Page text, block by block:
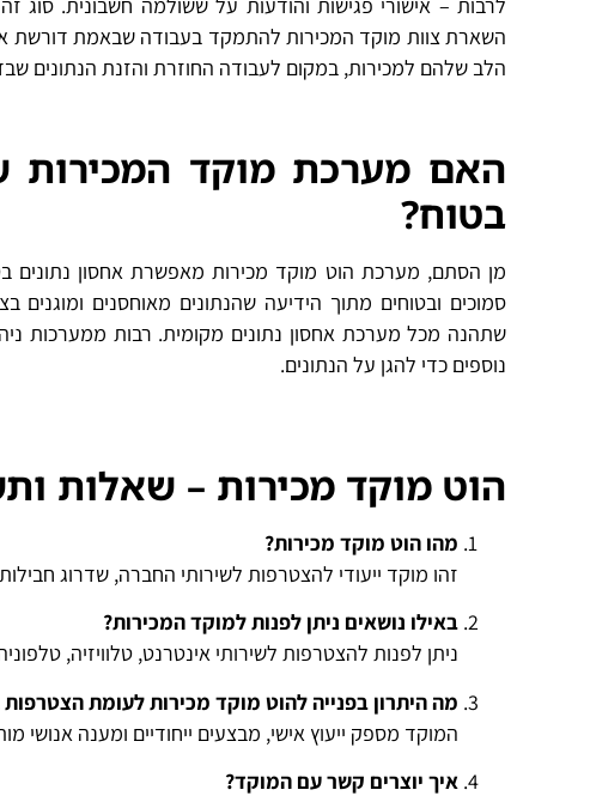
השארת צוות מוקד המכירות להתמקד בעבודה שבאמת דורשת
הלב שלהם למכירות, במקום לעבודה החוזרת והזנת הנתונים
האם מערכת מוקד המכירות
בטוח?
מן הסתם, מערכת הוט מוקד מכירות מאפשרת אחסון נתונים
סמוכים ובטוחים מתוך הידיעה שהנתונים מאוחסנים
שתהנה מכל מערכת אחסון נתונים מקומית. רבות ממערכות
נוספים כדי להגן על הנתונים.
הוט מוקד מכירות – שאלות
מהו הוט מוקד מכירות?
זהו מוקד ייעודי להצטרפות לשירותי החברה, שדרוג
באילו נושאים ניתן לפנות למוקד המכירות?
ניתן לפנות להצטרפות לשירותי אינטרנט, טלוויזיה,
מה היתרון בפנייה להוט מוקד מכירות לעומת
המוקד מספק ייעוץ אישי, מבצעים ייחודיים ומענה אנושי
איך יוצרים קשר עם המוקד?